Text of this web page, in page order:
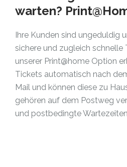
warten?
Ihre Kunden sind ungeduldig
sichere und zugleich
unserer Print@home Option
Tickets automatisch nach
Mail und können diese zu
gehören auf dem Postweg
und postbedingte